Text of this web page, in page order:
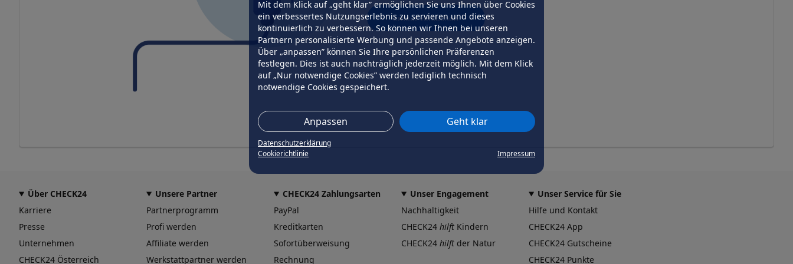
Mit dem Klick auf „geht klar” ermöglichen Sie uns Ihnen über Cookies
ein verbessertes Nutzungserlebnis zu servieren und dieses
kontinuierlich zu verbessern. So können wir Ihnen bei unseren
Partnern personalisierte Werbung und passende Angebote anzeigen.
Über „anpassen” können Sie Ihre persönlichen Präferenzen
festlegen. Dies ist auch nachträglich jederzeit möglich. Mit dem Klick
auf „Nur notwendige Cookies” werden lediglich technisch
notwendige Cookies gespeichert.
Anpassen Geht klar
Datenschutzerklärung
Cookierichtlinie
Impressum
erneut versuchen
Über CHECK24
Karriere
Presse
Unternehmen
CHECK24 Österreich
Unsere Partner
Partnerprogramm
Profi werden
Affiliate werden
Werkstattpartner werden
CHECK24 Zahlungsarten
PayPal
Kreditkarten
Sofortüberweisung
Rechnung
Unser Engagement
Nachhaltigkeit
CHECK24 hilft Kindern
CHECK24 hilft der Natur
Unser Service für Sie
Hilfe und Kontakt
CHECK24 App
CHECK24 Gutscheine
CHECK24 Punkte